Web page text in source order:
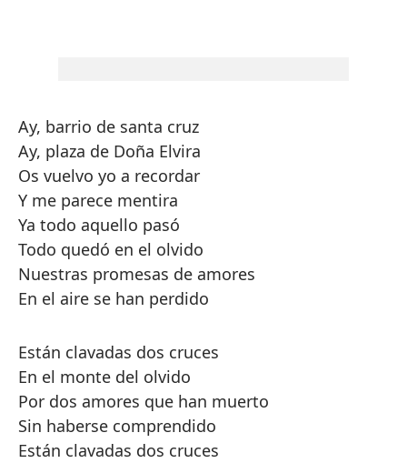
Ay, barrio de santa cruz
Ay, plaza de Doña Elvira
Os vuelvo yo a recordar
Y me parece mentira
Ya todo aquello pasó
Todo quedó en el olvido
Nuestras promesas de amores
En el aire se han perdido
Están clavadas dos cruces
En el monte del olvido
Por dos amores que han muerto
Sin haberse comprendido
Están clavadas dos cruces